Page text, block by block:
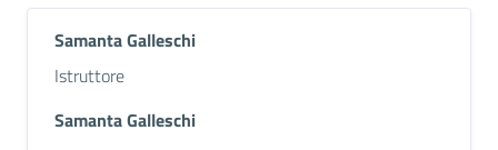
Samanta Galleschi
Descrizione breve
Istruttore
Samanta Galleschi